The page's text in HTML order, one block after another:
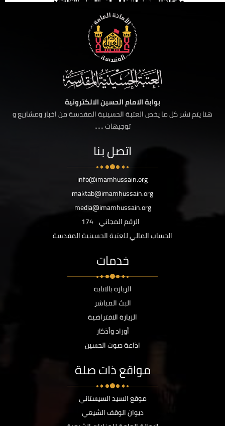
بوابة الامام الحسين الالكترونية
هنا يتم نشر كل ما يخص العتبة الحسينية المقدسة من اخبار ومشاريع و
توجيهات ......
اتصل بنا
info@imamhussain.org
maktab@imamhussain.org
media@imamhussain.org
الرقم المجاني 174
الحساب المالي للعتبة الحسينية المقدسة
خدمات
الزيارة بالانابة
البث المباشر
الزيارة الافتراضية
أوراد وأذكار
اذاعة صوت الحسين
مواقع ذات صلة
موقع السيد السيستاني
ديوان الوقف الشيعي